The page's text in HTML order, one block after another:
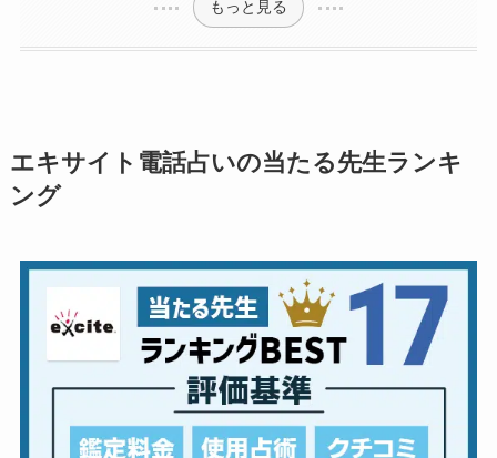
もっと見る
エキサイト電話占いの当たる先生ランキ
ング